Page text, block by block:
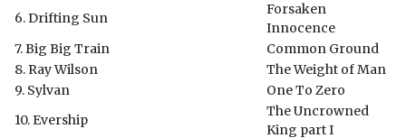
6. Drifting Sun
Forsaken
Innocence
7. Big Big Train
Common Ground
8. Ray Wilson
The Weight of Man
9. Sylvan
One To Zero
10. Evership
The Uncrowned
King part I